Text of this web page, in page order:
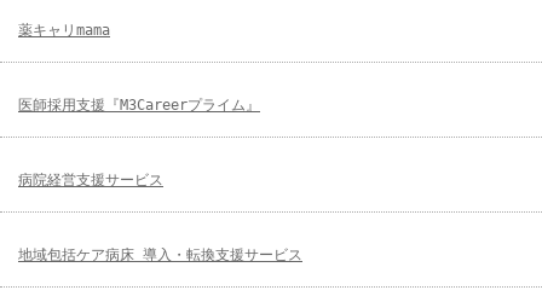
薬キャリmama
医師採用支援『M3Careerプライム』
病院経営支援サービス
地域包括ケア病床 導入・転換支援サービス